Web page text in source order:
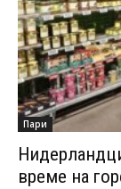
Пари
време на